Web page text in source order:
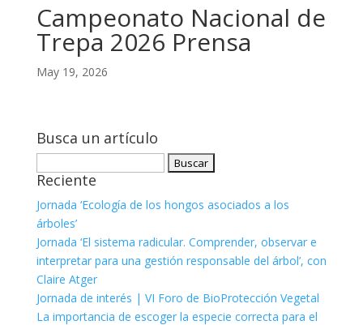
Campeonato Nacional de
Trepa 2026 Prensa
May 19, 2026
Busca un artículo
Reciente
Jornada ‘Ecología de los hongos asociados a los
árboles’
Jornada ‘El sistema radicular. Comprender, observar e
interpretar para una gestión responsable del árbol’, con
Claire Atger
Jornada de interés | VI Foro de BioProtección Vegetal
La importancia de escoger la especie correcta para el